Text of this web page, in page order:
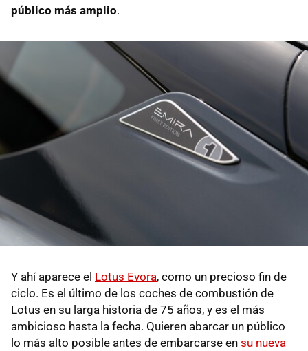
público más amplio.
Y ahí aparece el Lotus Evora, como un precioso fin de
ciclo. Es el último de los coches de combustión de
Lotus en su larga historia de 75 años, y es el más
ambicioso hasta la fecha. Quieren abarcar un público
lo más alto posible antes de embarcarse en su nueva